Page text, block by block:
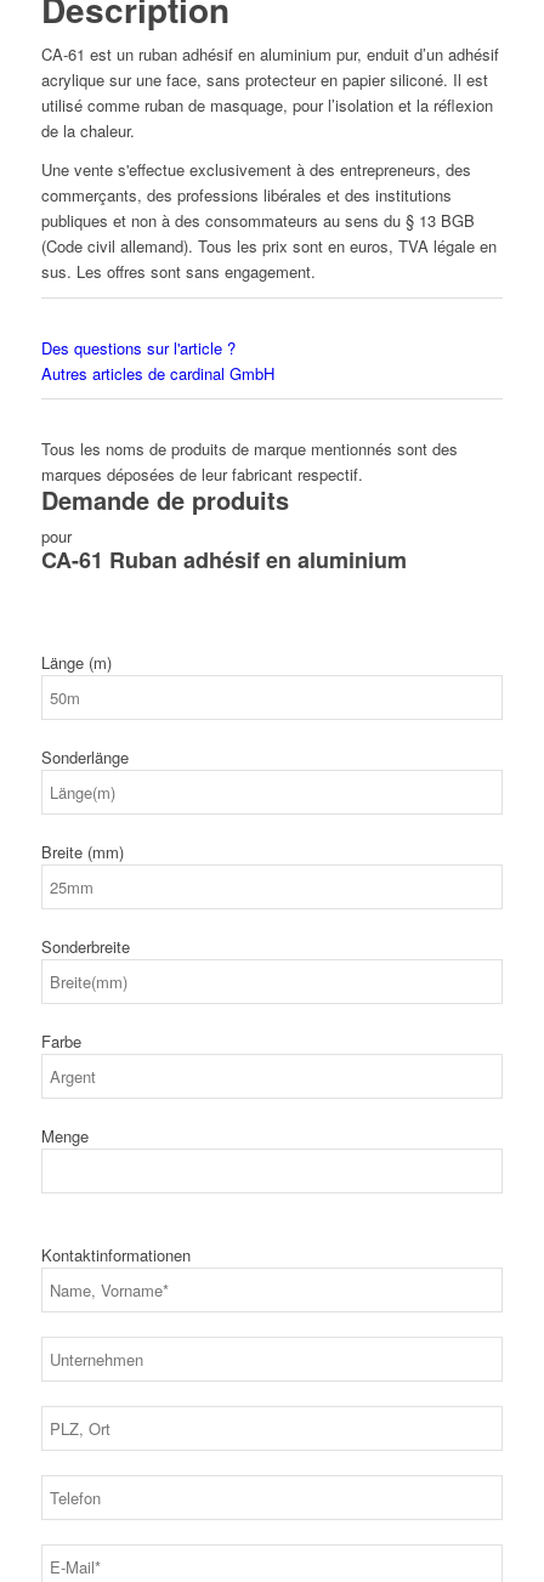
CA-61 est un ruban adhésif en aluminium pur, enduit d’un adhésif
acrylique sur une face, sans protecteur en papier siliconé. Il est
utilisé comme ruban de masquage, pour l’isolation et la réflexion
de la chaleur.
Une vente s'effectue exclusivement à des entrepreneurs, des
commerçants, des professions libérales et des institutions
publiques et non à des consommateurs au sens du § 13 BGB
(Code civil allemand). Tous les prix sont en euros, TVA légale en
sus. Les offres sont sans engagement.
Des questions sur l'article ?
Autres articles de cardinal GmbH
Tous les noms de produits de marque mentionnés sont des
marques déposées de leur fabricant respectif.
Demande de produits
pour
CA-61 Ruban adhésif en aluminium
Länge (m)
Sonderlänge
Breite (mm)
Sonderbreite
Farbe
Menge
Kontaktinformationen